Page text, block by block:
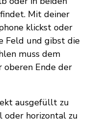
Mit deiner
klickst oder
Feld und gibst die
muss dem
oberen Ende der
ausgefüllt zu
oder horizontal zu